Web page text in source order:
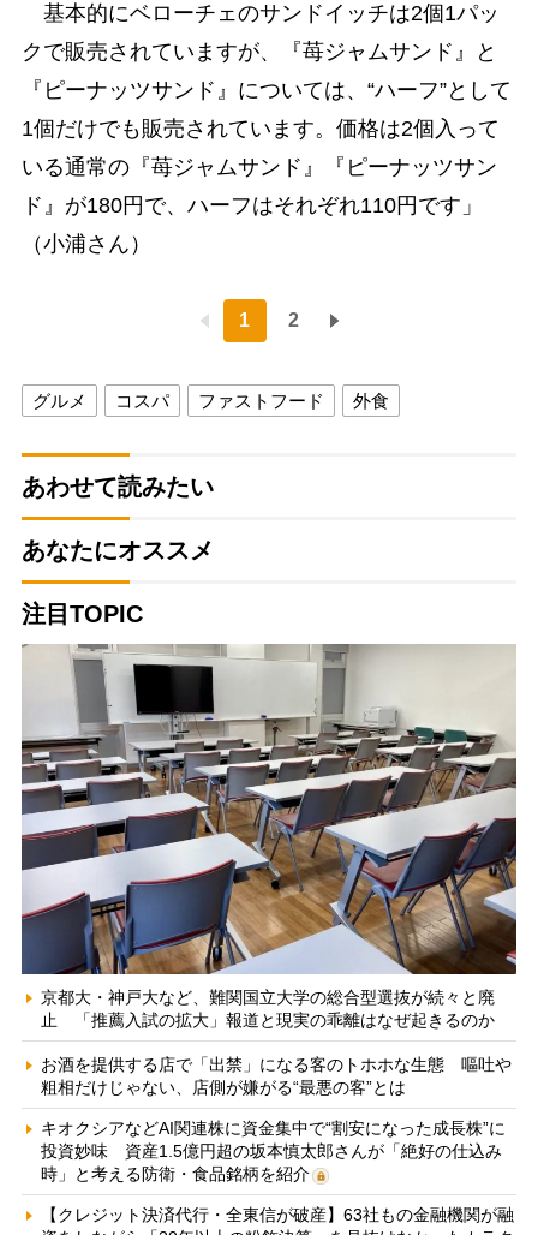
基本的にベローチェのサンドイッチは2個1パッ
クで販売されていますが、『苺ジャムサンド』と
『ピーナッツサンド』については、“ハーフ”として
1個だけでも販売されています。価格は2個入って
いる通常の『苺ジャムサンド』『ピーナッツサン
ド』が180円で、ハーフはそれぞれ110円です」
（小浦さん）
1 2
グルメ コスパ ファストフード 外食
あわせて読みたい
あなたにオススメ
注目TOPIC
京都大・神戸大など、難関国立大学の総合型選抜が続々と廃
止 「推薦入試の拡大」報道と現実の乖離はなぜ起きるのか
お酒を提供する店で「出禁」になる客のトホホな生態 嘔吐や
粗相だけじゃない、店側が嫌がる“最悪の客”とは
キオクシアなどAI関連株に資金集中で“割安になった成長株”に
投資妙味 資産1.5億円超の坂本慎太郎さんが「絶好の仕込み
時」と考える防衛・食品銘柄を紹介
【クレジット決済代行・全東信が破産】63社もの金融機関が融